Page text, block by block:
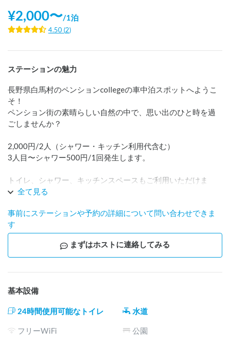
¥2,000〜/1泊
4.50 (2)
ステーションの魅力
長野県白馬村のペンションcollegeの車中泊スポットへようこ
そ！
ペンション街の素晴らしい自然の中で、思い出のひと時を過
ごしませんか？
2,000円/2人（シャワー・キッチン利用代含む）
3人目〜シャワー500円/1回発生します。
トイレ、シャワー、キッチンスペースもご利用いただけま
す。BBQも可能です！
点として滞在するには好立地です！
全て見る
事前にステーションや予約の詳細について問い合わせできま
す
まずはホストに連絡してみる
基本設備
24時間使用可能なトイレ 水道
フリーWiFi 公園